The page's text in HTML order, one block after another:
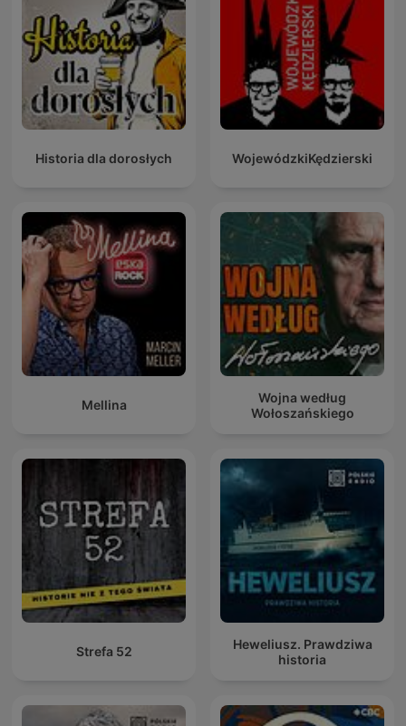
Historia dla dorosłych WojewódzkiKędzierski
Mellina
Wojna według
Wołoszańskiego
Strefa 52
Heweliusz. Prawdziwa
historia